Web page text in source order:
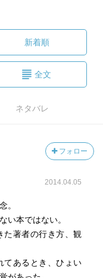
新着順
全文
ネタバレ
フォロー
2014.04.05
。
い本ではない。
た著者の行き方、観
てあるとき、ひょい